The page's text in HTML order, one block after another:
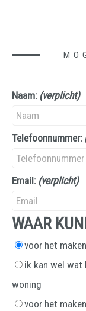
Naam: (verplicht)
Telefoonnummer:
Email: (verplicht)
WAAR
voor het
ik kan wel wat
woning
voor het